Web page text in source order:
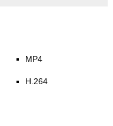
MP4
H.264